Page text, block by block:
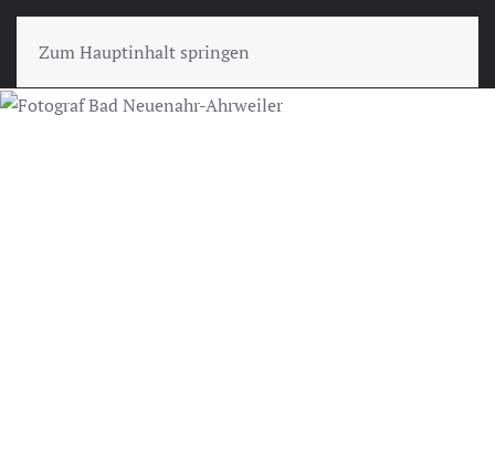
Zum Hauptinhalt springen